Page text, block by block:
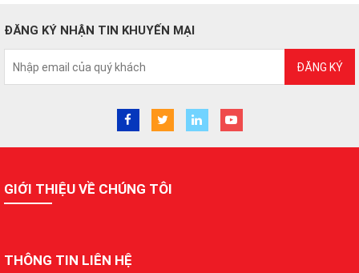
ĐĂNG KÝ NHẬN TIN KHUYẾN MẠI
ĐĂNG KÝ
GIỚI THIỆU VỀ CHÚNG TÔI
THÔNG TIN LIÊN HỆ